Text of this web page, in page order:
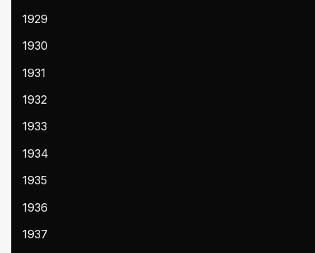
1929
1930
1931
1932
1933
1934
1935
1936
1937